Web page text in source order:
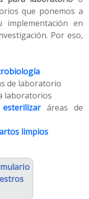
que ponemos a
en
Por eso,
de laboratorio
laboratorios
áreas de
limpios